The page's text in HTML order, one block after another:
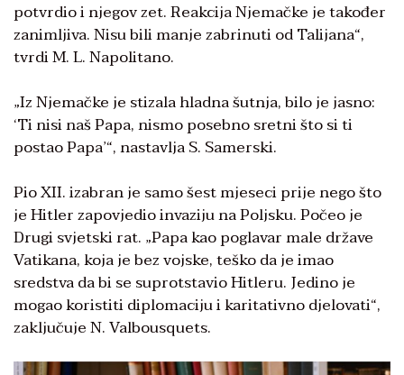
potvrdio i njegov zet. Reakcija Njemačke je također
zanimljiva. Nisu bili manje zabrinuti od Talijana“,
tvrdi M. L. Napolitano.
„Iz Njemačke je stizala hladna šutnja, bilo je jasno:
‘Ti nisi naš Papa, nismo posebno sretni što si ti
postao Papa’“, nastavlja S. Samerski.
Pio XII. izabran je samo šest mjeseci prije nego što
je Hitler zapovjedio invaziju na Poljsku. Počeo je
Drugi svjetski rat. „Papa kao poglavar male države
Vatikana, koja je bez vojske, teško da je imao
sredstva da bi se suprotstavio Hitleru. Jedino je
mogao koristiti diplomaciju i karitativno djelovati“,
zaključuje N. Valbousquets.